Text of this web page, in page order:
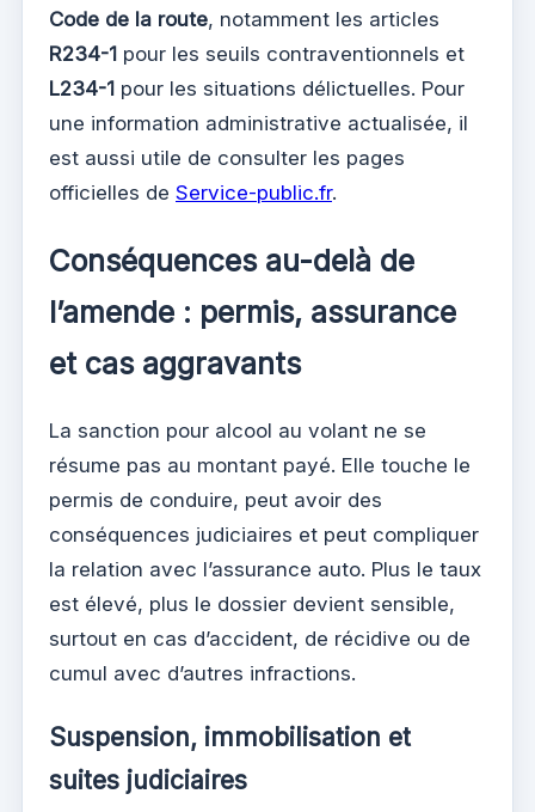
Code de la route, notamment les articles
R234-1 pour les seuils contraventionnels et
L234-1 pour les situations délictuelles. Pour
une information administrative actualisée, il
est aussi utile de consulter les pages
officielles de Service-public.fr.
Conséquences au-delà de
l’amende : permis, assurance
et cas aggravants
La sanction pour alcool au volant ne se
résume pas au montant payé. Elle touche le
permis de conduire, peut avoir des
conséquences judiciaires et peut compliquer
la relation avec l’assurance auto. Plus le taux
est élevé, plus le dossier devient sensible,
surtout en cas d’accident, de récidive ou de
cumul avec d’autres infractions.
Suspension, immobilisation et
suites judiciaires